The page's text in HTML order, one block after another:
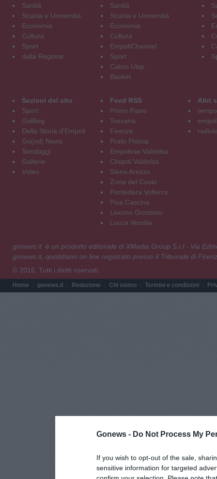
Gonews - Do Not Process My
If you wish to opt-out of the sale,
sensitive information for targeted
Sanità
Scuola e Università
Economia
Cultura
Sport
dalla Regione
Sanità
Scuola e Università
Economia
Cultura
EmpoliChannel
Sport
Calcio Uisp
Basket
Sezioni del sito
Sport
GoBlog
Della Storia d'Empoli
Go(od) News
Sondaggi
Gallerie
Video
Feed RSS
Primo Piano
Toscana
Firenze
Prato Pistoia
Empolese Valdelsa
Chianti Valdelsa
Siena Arezzo
Zona del Cuoio
Pontedera Volterra
Pisa Cascina
Livorno Grosseto
Lucca Versilia
Altri
gonews.it è un prodotto editoriale di XMedia Group S.r.l - Via
gonews.it, quotidiano on line registrato presso il Tribunale di
© 2016. Tutti i diritti riservati.
Home gonews.it Redazione Chi siamo Termini e condizioni